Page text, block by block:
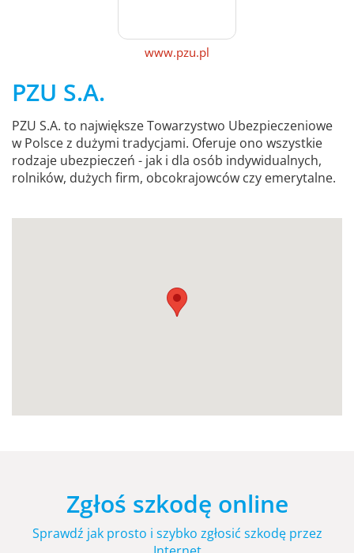
www.pzu.pl
PZU S.A.
PZU S.A. to największe Towarzystwo Ubezpieczeniowe
w Polsce z dużymi tradycjami. Oferuje ono wszystkie
rodzaje ubezpieczeń - jak i dla osób indywidualnych,
rolników, dużych firm, obcokrajowców czy emerytalne.
Zgłoś szkodę online
Sprawdź jak prosto i szybko zgłosić szkodę przez